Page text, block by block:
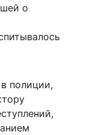
о
полиции,